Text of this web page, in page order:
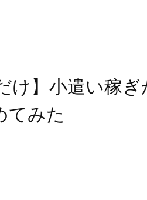
け】小遣い稼
てみた